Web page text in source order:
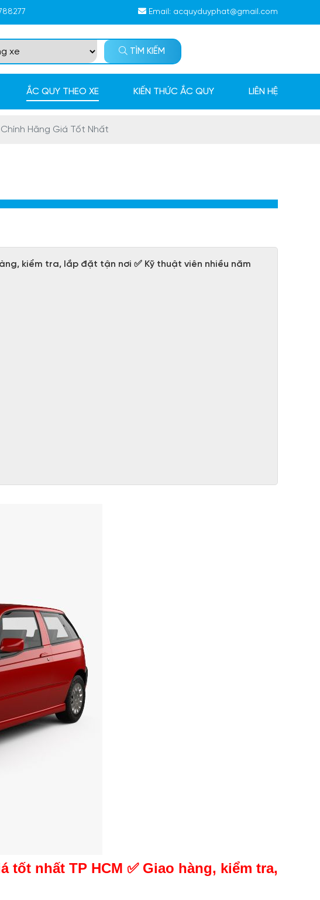
Email: acquyduyphat@gmail.com
TÌM KIẾM
ẮC QUY THEO XE KIẾN THỨC ẮC QUY LIÊN HỆ
Hãng Giá Tốt Nhất
kiểm tra, lắp đặt tận nơi ✅ Kỹ thuật viên nhiều năm
tốt nhất TP HCM ✅ Giao hàng, kiểm tra,